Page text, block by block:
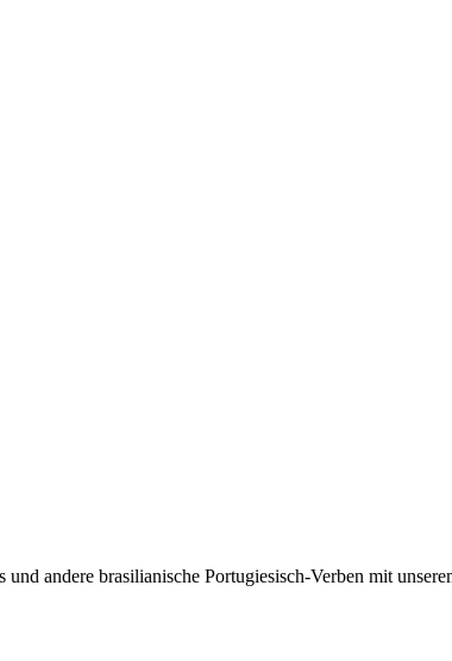
andere brasilianische Portugiesisch-Verben mit